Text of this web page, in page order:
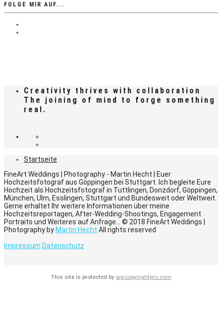
FOLGE MIR AUF...
Creativity thrives with collaboration
The joining of mind to forge something
real.
Startseite
FineArt Weddings | Photography - Martin Hecht | Euer
Hochzeitsfotograf aus Göppingen bei Stuttgart. Ich begleite Eure
Hochzeit als Hochzeitsfotograf in Tuttlingen, Donzdorf, Göppingen,
München, Ulm, Esslingen, Stuttgart und Bundesweit oder Weltweit.
Gerne erhaltet Ihr weitere Informationen über meine
Hochzeitsreportagen, After-Wedding-Shootings, Engagement
Portraits und Weiteres auf Anfrage... © 2018 FineArt Weddings |
Photography by Martin Hecht All rights reserved
Impressum Datenschutz
This site is protected by wp-copyrightpro.com